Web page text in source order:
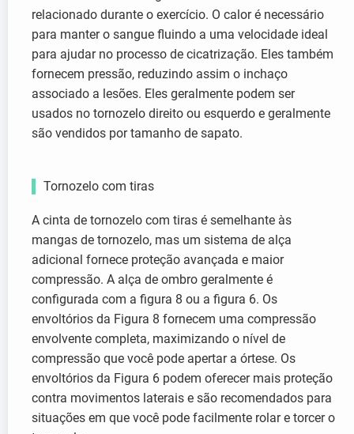
relacionado durante o exercício. O calor é necessário
para manter o sangue fluindo a uma velocidade ideal
para ajudar no processo de cicatrização. Eles também
fornecem pressão, reduzindo assim o inchaço
associado a lesões. Eles geralmente podem ser
usados no tornozelo direito ou esquerdo e geralmente
são vendidos por tamanho de sapato.
Tornozelo com tiras
A cinta de tornozelo com tiras é semelhante às
mangas de tornozelo, mas um sistema de alça
adicional fornece proteção avançada e maior
compressão. A alça de ombro geralmente é
configurada com a figura 8 ou a figura 6. Os
envoltórios da Figura 8 fornecem uma compressão
envolvente completa, maximizando o nível de
compressão que você pode apertar a órtese. Os
envoltórios da Figura 6 podem oferecer mais proteção
contra movimentos laterais e são recomendados para
situações em que você pode facilmente rolar e torcer o